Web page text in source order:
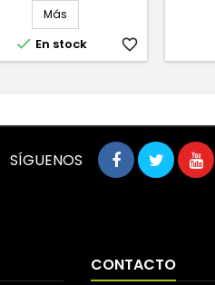
Más
 En stock favorite_border
SÍGUENOS
CONTACTO